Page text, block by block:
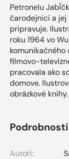
Petronelu
čarodejnici a
pripravuje.
roku 1964 vo
filmovo-
pracovala ako
domove.
obrázkové
Podrobnosti
Autoři: